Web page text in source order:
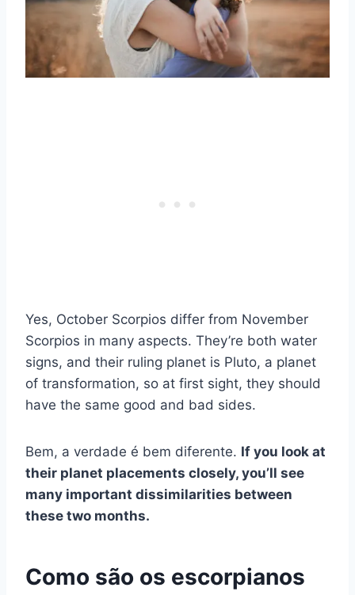
Yes, October Scorpios differ from November
Scorpios in many aspects. They’re both water
signs, and their ruling planet is Pluto, a planet
of transformation, so at first sight, they should
have the same good and bad sides.
Bem, a verdade é bem diferente. If you look at
their planet placements closely, you’ll see
many important dissimilarities between
these two months.
Como são os escorpianos